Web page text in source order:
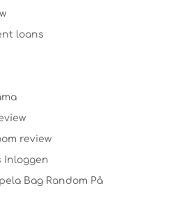
loans
review
Inloggen
Bag Random På